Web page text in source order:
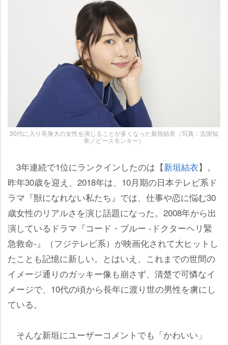
30代に入り等身大の女性を演じることが多くなった新垣結衣（写真：古謝知
幸／ピースモンキー）
3年連続で1位にランクインしたのは【新垣結衣】。
昨年30歳を迎え、2018年は、10月期の日本テレビ系ド
ラマ『獣になれない私たち』では、仕事や恋に悩む30
歳女性のリアルさを演じ話題になった。2008年から出
演しているドラマ『コード・ブルー -ドクターヘリ緊
急救命-』（フジテレビ系）が映画化されて大ヒットし
たことも記憶に新しい。とはいえ、これまでの世間の
イメージ通りのガッキー像も崩さず、清楚で可憐なイ
メージで、10代の頃から長年に渡り世の男性を虜にし
ている。
そんな新垣にユーザーコメントでも「かわいい」